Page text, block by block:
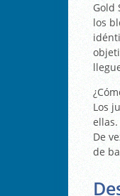
Gold
los
Los
De
de